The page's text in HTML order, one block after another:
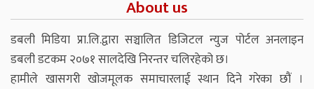
About us
डबली मिडिया प्रा.लि.द्वारा सञ्चालित डिजिटल न्युज पोर्टल अनलाइन
डबली डटकम २०७१ सालदेखि निरन्तर चलिरहेको छ।
हामीले खासगरी खोजमूलक समाचारलाई स्थान दिने गरेका छौं ।